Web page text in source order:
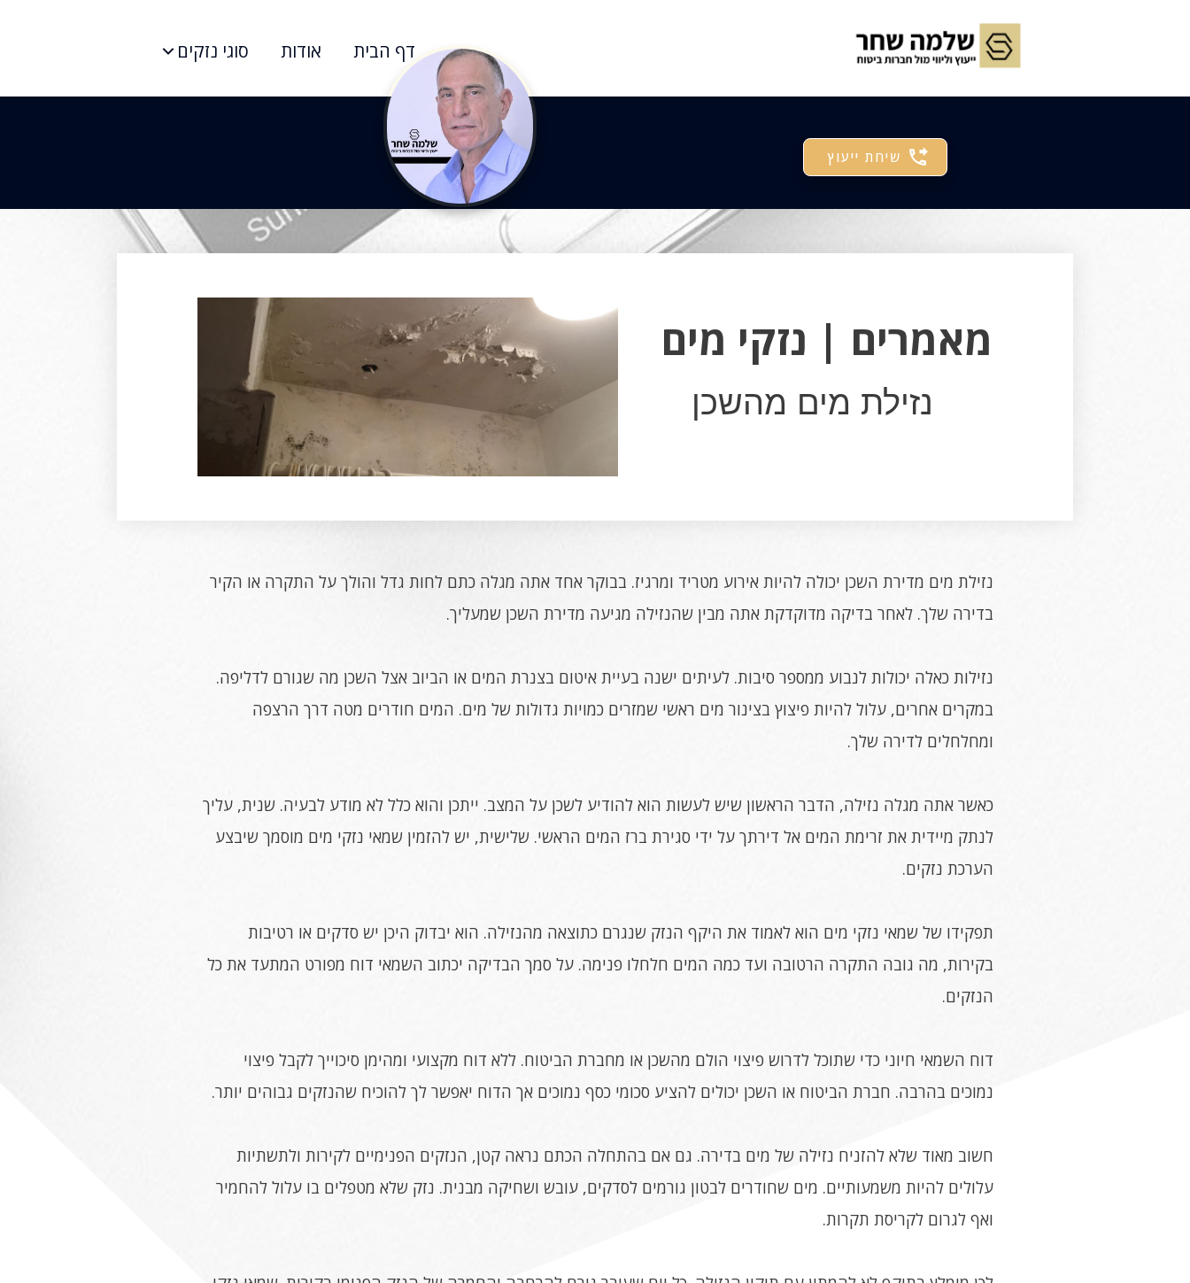
דף הבית אודות סוגי נזקים
שיחת ייעוץ
מאמרים | נזקי מים
נזילת מים מהשכן
נזילת מים מדירת השכן יכולה להיות אירוע מטריד ומרגיז. בבוקר אחד אתה מגלה כתם לחות גדל והולך על התקרה או הקיר
בדירה שלך. לאחר בדיקה מדוקדקת אתה מבין שהנזילה מגיעה מדירת השכן שמעליך.
נזילות כאלה יכולות לנבוע ממספר סיבות. לעיתים ישנה בעיית איטום בצנרת המים או הביוב אצל השכן מה שגורם לדליפה.
במקרים אחרים, עלול להיות פיצוץ בצינור מים ראשי שמזרים כמויות גדולות של מים. המים חודרים מטה דרך הרצפה
ומחלחלים לדירה שלך.
כאשר אתה מגלה נזילה, הדבר הראשון שיש לעשות הוא להודיע לשכן על המצב. ייתכן והוא כלל לא מודע לבעיה. שנית, עליך
לנתק מיידית את זרימת המים אל דירתך על ידי סגירת ברז המים הראשי. שלישית, יש להזמין שמאי נזקי מים מוסמך שיבצע
הערכת נזקים.
תפקידו של שמאי נזקי מים הוא לאמוד את היקף הנזק שנגרם כתוצאה מהנזילה. הוא יבדוק היכן יש סדקים או רטיבות
בקירות, מה גובה התקרה הרטובה ועד כמה המים חלחלו פנימה. על סמך הבדיקה יכתוב השמאי דוח מפורט המתעד את כל
הנזקים.
דוח השמאי חיוני כדי שתוכל לדרוש פיצוי הולם מהשכן או מחברת הביטוח. ללא דוח מקצועי ומהימן סיכוייך לקבל פיצוי
נמוכים בהרבה. חברת הביטוח או השכן יכולים להציע סכומי כסף נמוכים אך הדוח יאפשר לך להוכיח שהנזקים גבוהים יותר.
חשוב מאוד שלא להזניח נזילה של מים בדירה. גם אם בהתחלה הכתם נראה קטן, הנזקים הפנימיים לקירות ולתשתיות
עלולים להיות משמעותיים. מים שחודרים לבטון גורמים לסדקים, עובש ושחיקה מבנית. נזק שלא מטפלים בו עלול להחמיר
ואף לגרום לקריסת תקרות.